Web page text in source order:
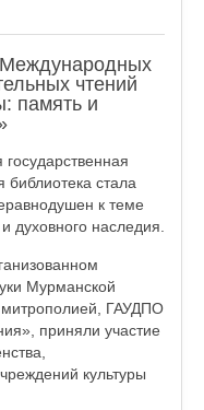
Международных
чтений
память и
библиотека стала
к теме
духовного наследия.
Мурманской
митрополией, ГАУДПО
приняли участие
культуры